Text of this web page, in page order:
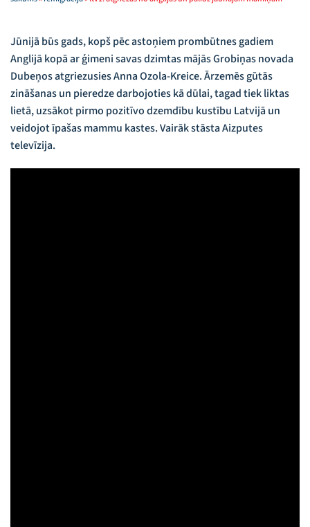
Jūnijā būs gads, kopš pēc astoņiem prombūtnes gadiem
Anglijā kopā ar ģimeni savas dzimtas mājās Grobiņas novada
Dubeņos atgriezusies Anna Ozola-Kreice. Ārzemēs gūtās
zināšanas un pieredze darbojoties kā dūlai, tagad tiek liktas
lietā, uzsākot pirmo pozitīvo dzemdību kustību Latvijā un
veidojot īpašas mammu kastes. Vairāk stāsta Aizputes
televīzija.